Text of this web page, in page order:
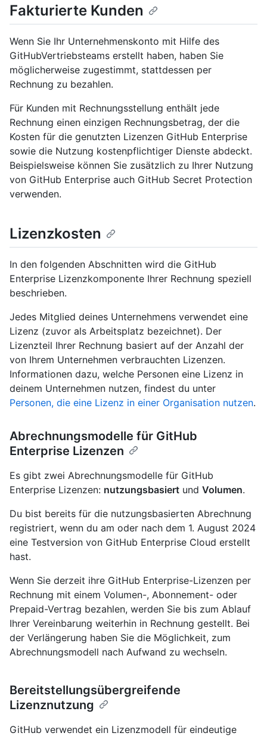
Fakturierte Kunden
Wenn Sie Ihr Unternehmenskonto mit Hilfe des
GitHubVertriebsteams erstellt haben, haben Sie
möglicherweise zugestimmt, stattdessen per
Rechnung zu bezahlen.
Für Kunden mit Rechnungsstellung enthält jede
Rechnung einen einzigen Rechnungsbetrag, der die
Kosten für die genutzten Lizenzen GitHub Enterprise
sowie die Nutzung kostenpflichtiger Dienste abdeckt.
Beispielsweise können Sie zusätzlich zu Ihrer Nutzung
von GitHub Enterprise auch GitHub Secret Protection
verwenden.
Lizenzkosten
In den folgenden Abschnitten wird die GitHub
Enterprise Lizenzkomponente Ihrer Rechnung speziell
beschrieben.
Jedes Mitglied deines Unternehmens verwendet eine
Lizenz (zuvor als Arbeitsplatz bezeichnet). Der
Lizenzteil Ihrer Rechnung basiert auf der Anzahl der
von Ihrem Unternehmen verbrauchten Lizenzen.
Informationen dazu, welche Personen eine Lizenz in
deinem Unternehmen nutzen, findest du unter
Personen, die eine Lizenz in einer Organisation nutzen.
Abrechnungsmodelle für GitHub
Enterprise Lizenzen
Es gibt zwei Abrechnungsmodelle für GitHub
Enterprise Lizenzen: nutzungsbasiert und Volumen.
Du bist bereits für die nutzungsbasierten Abrechnung
registriert, wenn du am oder nach dem 1. August 2024
eine Testversion von GitHub Enterprise Cloud erstellt
hast.
Wenn Sie derzeit ihre GitHub Enterprise-Lizenzen per
Rechnung mit einem Volumen-, Abonnement- oder
Prepaid-Vertrag bezahlen, werden Sie bis zum Ablauf
Ihrer Vereinbarung weiterhin in Rechnung gestellt. Bei
der Verlängerung haben Sie die Möglichkeit, zum
Abrechnungsmodell nach Aufwand zu wechseln.
Bereitstellungsübergreifende
Lizenznutzung
GitHub verwendet ein Lizenzmodell für eindeutige